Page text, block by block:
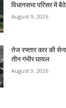
विधानसभा परिसर में
August 9, 2026
तेज रफ्तार कार की
तीन गंभीर घायल
August 9, 2026